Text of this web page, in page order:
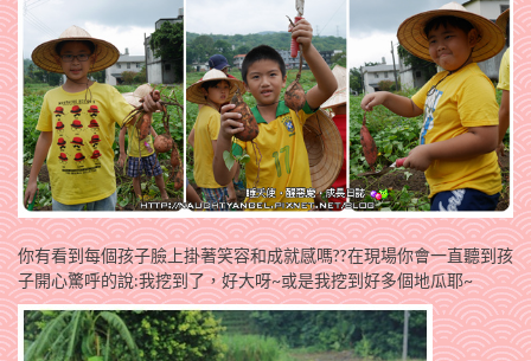
你有看到每個孩子臉上掛著笑容和成就感嗎??在現場你會一直聽到孩
子開心驚呼的說:我挖到了，好大呀~或是我挖到好多個地瓜耶~